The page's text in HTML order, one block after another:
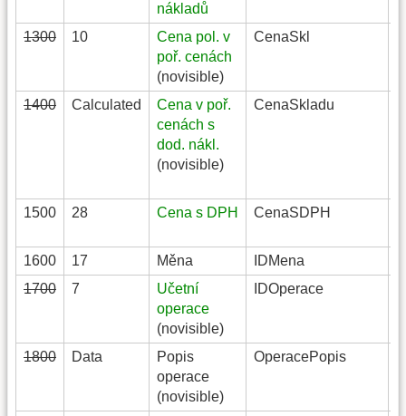
nákladů
1300 10
Cena pol. v
poř. cenách
(novisible)
CenaSkl
1400 Calculated
Cena v poř.
cenách s
dod. nákl.
(novisible)
CenaSkladu
1500 28 Cena s DPH CenaSDPH
1600 17 Měna IDMena
1700
7
Učetní
operace
(novisible)
IDOperace
1800 Data
Popis
operace
(novisible)
OperacePopis